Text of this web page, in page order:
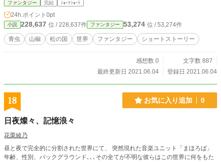
ファンタジー 完結 ｼｮｰﾄｼｮｰﾄ
24h.ポイント 0pt
小説 228,637 位 / 228,637件 ファンタジー 53,274 位 / 53,274件
青虫 山椒 松の国 世界 ファンタジー ショートストーリー
感想数 0
文字数 887
最終更新日 2021.06.04
登録日 2021.06.04
18 お気に入り追加 0
日夜燦々、記憶浪々
花栗綾乃
昼と夜で完全的に分割された世界にて、 突然現れた音楽ユニット「まほろば」
年齢、性別、バックグラウンド､､､その全てが不明な彼らはこの世界に何をもた